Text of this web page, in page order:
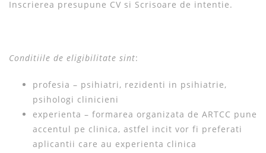
Inscrierea presupune CV si Scrisoare de intentie.
Conditiile de eligibilitate sint:
profesia – psihiatri, rezidenti in psihiatrie,
psihologi clinicieni
experienta – formarea organizata de ARTCC pune
accentul pe clinica, astfel incit vor fi preferati
aplicantii care au experienta clinica